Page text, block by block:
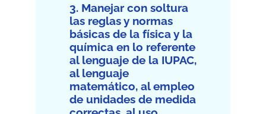
3. Manejar con soltura
las reglas y normas
básicas de la física y la
química en lo referente
al lenguaje de la IUPAC,
al lenguaje
matemático, al empleo
de unidades de medida